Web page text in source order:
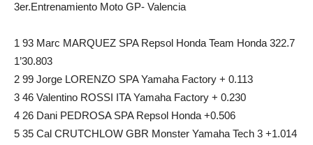
3er.Entrenamiento Moto GP- Valencia
1 93 Marc MARQUEZ SPA Repsol Honda Team Honda 322.7
1’30.803
2 99 Jorge LORENZO SPA Yamaha Factory + 0.113
3 46 Valentino ROSSI ITA Yamaha Factory + 0.230
4 26 Dani PEDROSA SPA Repsol Honda +0.506
5 35 Cal CRUTCHLOW GBR Monster Yamaha Tech 3 +1.014